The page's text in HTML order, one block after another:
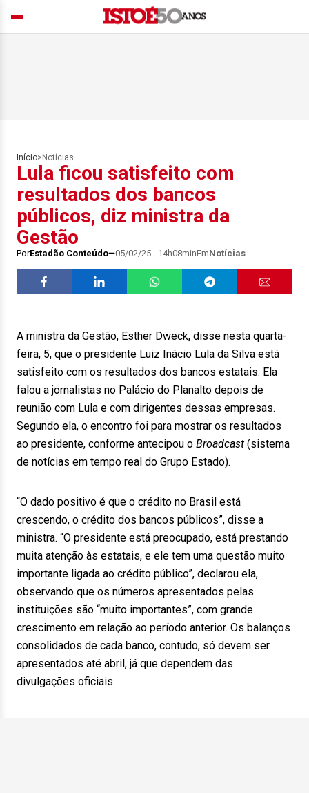
Início> Notícias
Lula ficou satisfeito com
resultados dos bancos
públicos, diz ministra da
Gestão
PorEstadão Conteúdo 05/02/25 - 14h08minEmNotícias
A ministra da Gestão, Esther Dweck, disse nesta quarta-
feira, 5, que o presidente Luiz Inácio Lula da Silva está
satisfeito com os resultados dos bancos estatais. Ela
falou a jornalistas no Palácio do Planalto depois de
reunião com Lula e com dirigentes dessas empresas.
Segundo ela, o encontro foi para mostrar os resultados
ao presidente, conforme antecipou o Broadcast (sistema
de notícias em tempo real do Grupo Estado).
“O dado positivo é que o crédito no Brasil está
crescendo, o crédito dos bancos públicos”, disse a
ministra. “O presidente está preocupado, está prestando
muita atenção às estatais, e ele tem uma questão muito
importante ligada ao crédito público”, declarou ela,
observando que os números apresentados pelas
instituições são “muito importantes”, com grande
crescimento em relação ao período anterior. Os balanços
consolidados de cada banco, contudo, só devem ser
apresentados até abril, já que dependem das
divulgações oficiais.